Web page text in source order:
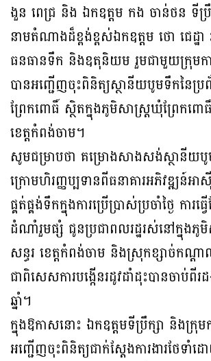
ងួន ពេជ្រ និង ឯកឧត្តម កង ចាន់ថន ទីប្
នាមតំណាងដ៏ខ្ពង់ខ្ពស់ឯកឧត្តម ថោ ជេដ្ឋា
ធនធានទឹក និងឧតុនិយម រួមជាមួយក្រុមកា
បានអញ្ជើញចុះពិនិត្យស្ថានីយបូមទឹកនៃប្រព័
ព្រែកពោធិ៍ ស្ថិតក្នុងភូមិសាស្ត្រឃុំព្រែកព
ខេត្តកំពង់ចាម។
សូមជម្រាបថា គម្រោងសាងសង់ស្ថានីយ
ក្រោមហិរញ្ញប្បទានពីធនាគារអភិវឌ្ឍន៍
ផ្គត់ផ្គង់ទឹកក្នុងការប្រើប្រាស់ប្រចាំថ្ងៃ ការធ្
ដំណាំរួមផ្សំ ជូនប្រជាពលរដ្ឋរស់នៅក្នុងភូ
សន្ធរ ខេត្តកំពង់ចាម និងស្រុកខ្សាច់កណ្ត
ជាពិសេសការបង្កើនរដូវដាំដុះបានចាប់
ឆ្នាំ។
ក្នុងឱកាសនោះ ឯកឧត្តមទីប្រឹក្សា និងក្រុម
អញ្ជើញចុះពិនិត្យជាក់ស្ដែងការងារថែទាំ